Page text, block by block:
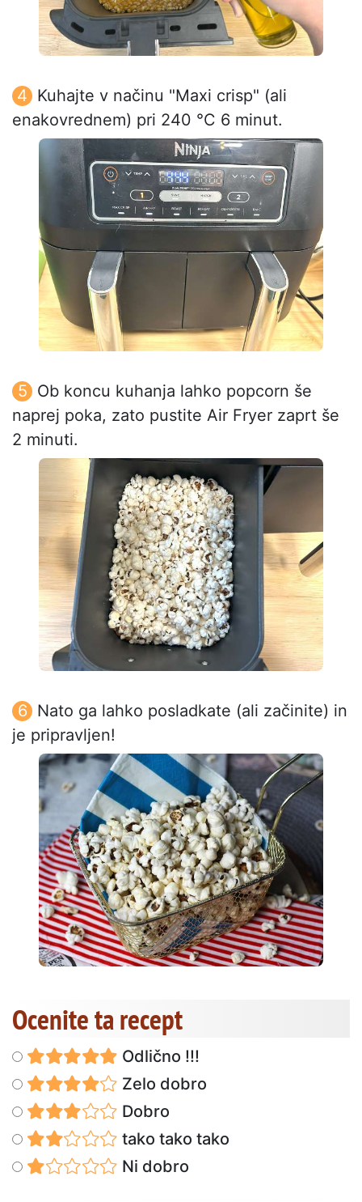
Kuhajte v načinu "Maxi crisp" (ali
enakovrednem) pri 240 °C 6 minut.
Ob koncu kuhanja lahko popcorn še
naprej poka, zato pustite Air Fryer zaprt še
2 minuti.
Nato ga lahko posladkate (ali začinite) in
je pripravljen!
Ocenite ta recept
Odlično !!!
Zelo dobro
Dobro
tako tako tako
Ni dobro